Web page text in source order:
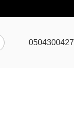
0504300427